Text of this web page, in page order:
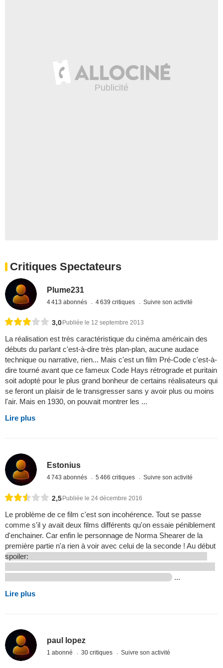
Critiques Spectateurs
Plume231
4 413 abonnés 4 639 critiques Suivre son activité
3,0 Publiée le 12 septembre 2013
La réalisation est très caractéristique du cinéma américain des
débuts du parlant c'est-à-dire très plan-plan, aucune audace
technique ou narrative, rien... Mais c'est un film Pré-Code c'est-à-
dire tourné avant que ce fameux Code Hays rétrograde et puritain
soit adopté pour le plus grand bonheur de certains réalisateurs qui
se feront un plaisir de le transgresser sans y avoir plus ou moins
l'air. Mais en 1930, on pouvait montrer les ...
Lire plus
Estonius
4 743 abonnés 5 466 critiques Suivre son activité
2,5Publiée le 24 décembre 2016
Le problème de ce film c'est son incohérence. Tout se passe
comme s'il y avait deux films différents qu'on essaie péniblement
d'enchainer. Car enfin le personnage de Norma Shearer de la
première partie n'a rien à voir avec celui de la seconde ! Au début
spoiler:
...
Lire plus
paul lopez
1 abonné 30 critiques Suivre son activité